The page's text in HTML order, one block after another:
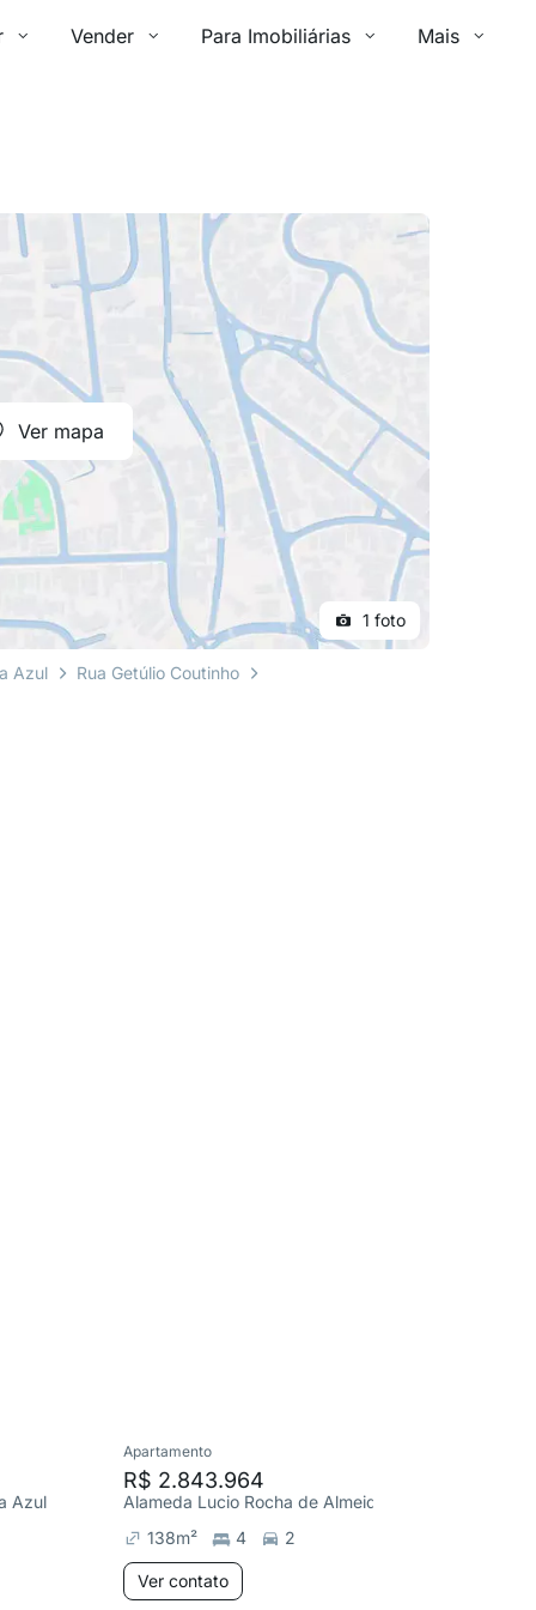
Vender Para Imobiliárias Mais
Ver mapa
1 foto
Azul
Rua Getúlio Coutinho
Azul
Apartamento
R$ 2.843.964
138m² 4 2
Ver contato